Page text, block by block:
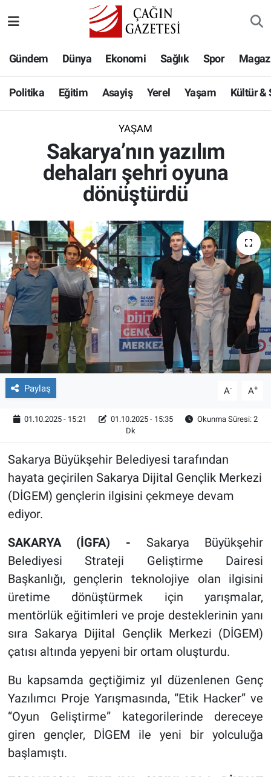
Gündem Dünya Ekonomi Sağlık Spor
Politika Eğitim Asayiş Yerel Yaşam Kültür &
YAŞAM
Sakarya’nın yazılım
dehaları şehri oyuna
dönüştürdü
Paylaş A- A+
01.10.2025 - 15:21 01.10.2025 - 15:35
Okunma Süresi: 2
Dk
Sakarya Büyükşehir Belediyesi tarafından
hayata geçirilen Sakarya Dijital Gençlik Merkezi
(DİGEM) gençlerin ilgisini çekmeye devam
ediyor.
SAKARYA (İGFA) - Sakarya Büyükşehir
Belediyesi Strateji Geliştirme Dairesi
Başkanlığı, gençlerin teknolojiye olan ilgisini
üretime dönüştürmek için yarışmalar,
mentörlük eğitimleri ve proje desteklerinin yanı
sıra Sakarya Dijital Gençlik Merkezi (DİGEM)
çatısı altında yepyeni bir ortam oluşturdu.
Bu kapsamda geçtiğimiz yıl düzenlenen Genç
Yazılımcı Proje Yarışmasında, “Etik Hacker” ve
“Oyun Geliştirme” kategorilerinde dereceye
giren gençler, DİGEM ile yeni bir yolculuğa
başlamıştı.
Eğitim
Asayiş
Yaşam
Kültür & Sanat
Bilim-Teknoloji
Köşe Yazıları
Röportaj
Video Galeri
Hava Durumu
Namaz Vakitleri
Süper Lig Puan Durumu ve Fikstür
Tüm Manşetler
Son Dakika Haberleri
Haber Arşivi